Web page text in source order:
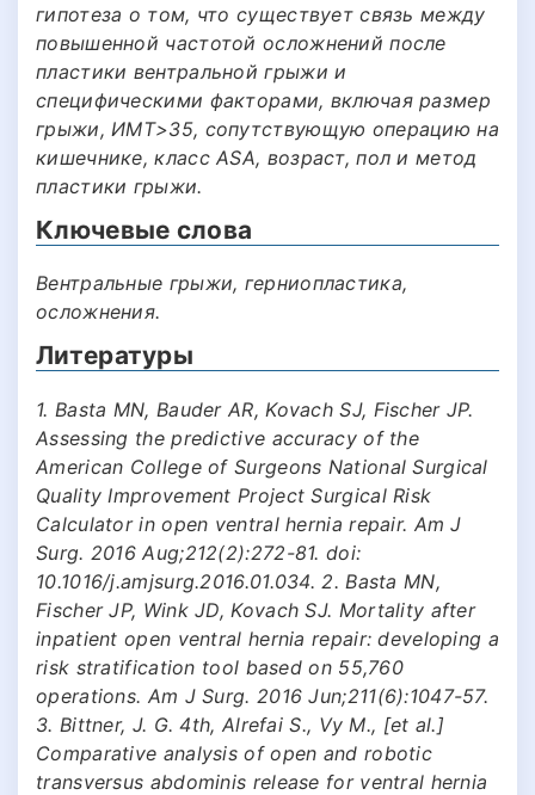
гипотеза о том, что существует связь между
повышенной частотой осложнений после
пластики вентральной грыжи и
специфическими факторами, включая размер
грыжи, ИМТ>35, сопутствующую операцию на
кишечнике, класс ASA, возраст, пол и метод
пластики грыжи.
Ключевые слова
Вентральные грыжи, герниопластика,
осложнения.
Литературы
1. Basta MN, Bauder AR, Kovach SJ, Fischer JP.
Assessing the predictive accuracy of the
American College of Surgeons National Surgical
Quality Improvement Project Surgical Risk
Calculator in open ventral hernia repair. Am J
Surg. 2016 Aug;212(2):272-81. doi:
10.1016/j.amjsurg.2016.01.034. 2. Basta MN,
Fischer JP, Wink JD, Kovach SJ. Mortality after
inpatient open ventral hernia repair: developing a
risk stratification tool based on 55,760
operations. Am J Surg. 2016 Jun;211(6):1047-57.
3. Bittner, J. G. 4th, Alrefai S., Vy M., [et al.]
Comparative analysis of open and robotic
transversus abdominis release for ventral hernia